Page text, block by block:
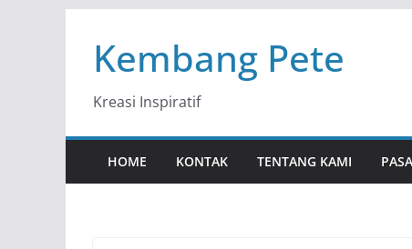
contentKembang Pete
Kreasi Inspiratif
HOME KONTAK TENTANG KAMI